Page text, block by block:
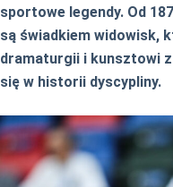
sportowe legendy. Od
są świadkiem widowisk,
dramaturgii i kunsztowi
się w historii dyscypliny.